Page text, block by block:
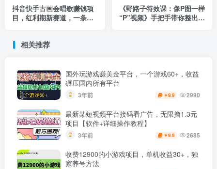
抖音快手古画会唱歌赚钱项
目，红利期新赛道，一条视
《野路子特效课：像P图一样
“P”视频》手把手带你整出百
相关推荐
国外玩游戏赚美金平台，一个游戏60+，收益
碾压国内所有平台
3年前 ￥9.9 2990
最新某短视频平台接码看广告，无限撸1.3元
项目【软件+详细操作教程】
3年前 ￥9.9 2685
收费12900的小游戏项目，单机收益30+，独
家养号方法